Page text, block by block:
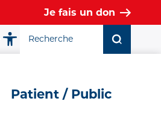
Je fais un don
Patient / Public